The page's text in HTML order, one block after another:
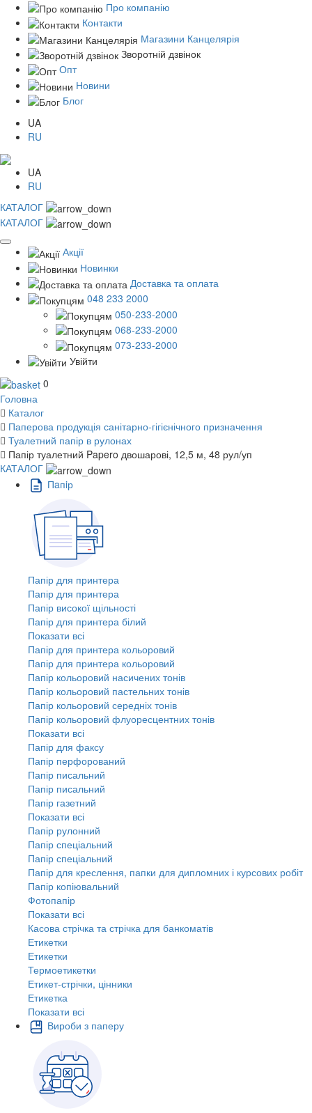
Про компанію
Контакти
Магазини Канцелярія
Зворотній дзвінок
Опт
Новини
Блог
UA
RU
UA
RU
КАТАЛОГ
КАТАЛОГ
Акції
Новинки
Доставка та оплата
048 233 2000
050-233-2000
068-233-2000
073-233-2000
Увійти
0
Головна
Каталог
Паперова продукція санітарно-гігієнічного призначення
Туалетний папір в рулонах
Папір туалетний Papero двошарові, 12,5 м, 48 рул/уп
КАТАЛОГ
Пaпiр
Папір для принтера
Папір для принтера
Папір високої щільності
Папір для принтера білий
Показати всі
Папір для принтера кольоровий
Папір для принтера кольоровий
Папір кольоровий насичених тонів
Папір кольоровий пастельних тонів
Папір кольоровий середніх тонів
Папір кольоровий флуоресцентних тонів
Показати всі
Папір для факсу
Папір перфорований
Папір писальний
Папір писальний
Папір газетний
Показати всі
Папір рулонний
Папір спеціальний
Папір спеціальний
Папір для креслення, папки для дипломних і курсових робіт
Папір копіювальний
Фотопапір
Показати всі
Касова стрічка та стрічка для банкоматів
Етикетки
Етикетки
Термоетикетки
Етикет-стрічки, цінники
Етикетка
Показати всі
Вироби з паперу